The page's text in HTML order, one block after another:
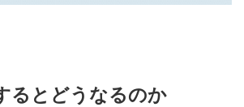
るとどうなるのか